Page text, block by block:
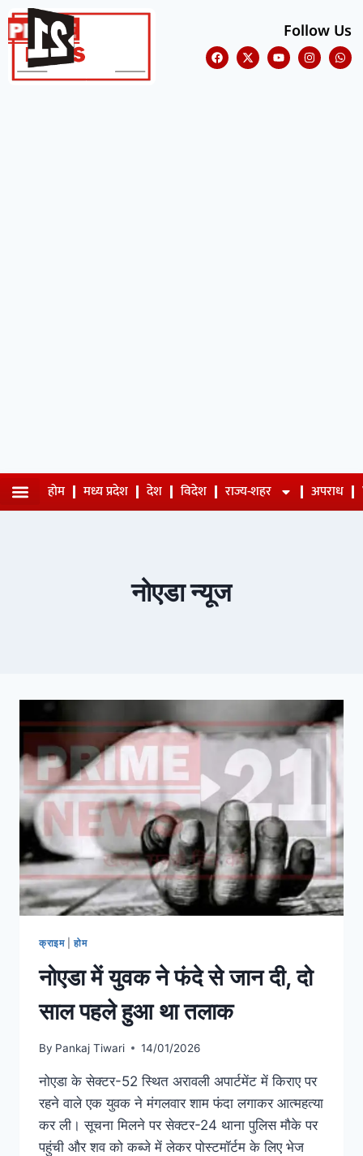
Follow Us
होम मध्य प्रदेश देश विदेश राज्य-शहर अपराध
नोएडा न्यूज
क्राइम|होम
नोएडा में युवक ने फंदे से जान दी, दो
साल पहले हुआ था तलाक
By Pankaj Tiwari 14/01/2026
नोएडा के सेक्टर-52 स्थित अरावली अपार्टमेंट में किराए पर
रहने वाले एक युवक ने मंगलवार शाम फंदा लगाकर आत्महत्या
कर ली। सूचना मिलने पर सेक्टर-24 थाना पुलिस मौके पर
पहुंची और शव को कब्जे में लेकर पोस्टमॉर्टम के लिए भेज